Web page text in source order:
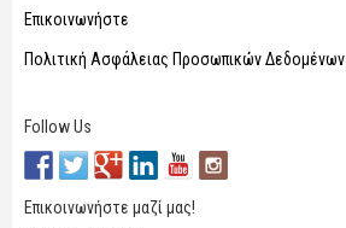
Επικοινωνήστε
Πολιτική Ασφάλειας Προσωπικών Δεδομένων
Follow Us
Επικοινωνήστε μαζί μας!